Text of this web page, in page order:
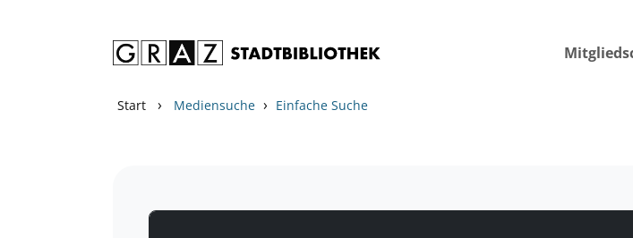
Start › Mediensuche › Einfache Suche